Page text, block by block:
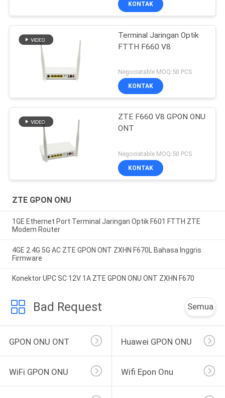
KONTAK
Terminal Jaringan Optik
FTTH F660 V8
Negociatable MOQ:50 PCS
KONTAK
ZTE F660 V8 GPON ONU
ONT
Negociatable MOQ:50 PCS
KONTAK
ZTE GPON ONU
1GE Ethernet Port Terminal Jaringan Optik F601 FTTH ZTE
Modem Router
4GE 2.4G 5G AC ZTE GPON ONT ZXHN F670L Bahasa Inggris
Firmware
Konektor UPC SC 12V 1A ZTE GPON ONU ONT ZXHN F670
Bad Request Semua
GPON ONU ONT Huawei GPON ONU
WiFi GPON ONU Wifi Epon Onu